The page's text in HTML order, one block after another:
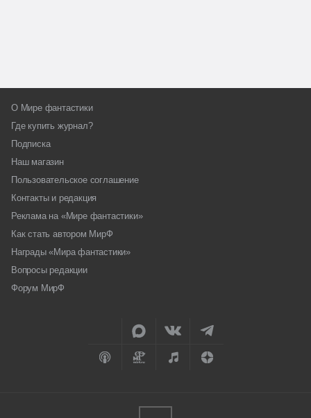
О Мире фантастики
Где купить журнал?
Подписка
Наш магазин
Пользовательское соглашение
Контакты и редакция
Реклама на «Мире фантастики»
Как стать автором МирФ
Награды «Мира фантастики»
Вопросы редакции
Форум МирФ